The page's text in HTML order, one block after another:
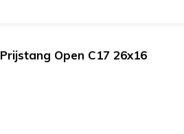
Prijstang Open C17 26x16